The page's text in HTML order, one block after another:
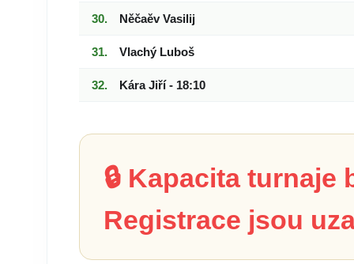
Něčaěv Vasilij
Vlachý Luboš
Kára Jiří - 18:10
🔒 Kapacita turnaje
Registrace jsou